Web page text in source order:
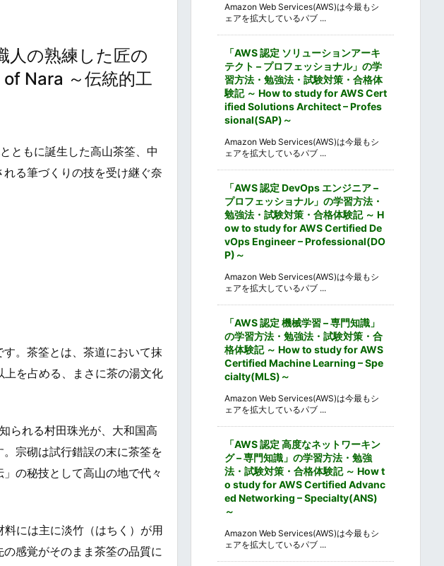
人の熟練した匠の
Nara ～伝統的工
ともに誕生した高山茶筌、中
る筆づくりの技を受け継ぐ奈
。茶筌とは、茶道において抹
を占める、まさに茶の湯文化
られる村田珠光が、大和国高
宗砌は試行錯誤の末に茶筌を
の秘技として高山の地で代々
には主に淡竹（はちく）が用
感覚がそのまま茶筌の品質に
Amazon Web Services(AWS)は今最もシ
ェアを拡大しているパブ ...
「AWS 認定 ソリューションアーキ
テクト – プロフェッショナル」の学
習方法・勉強法・試験対策・合格体
験記 ～ How to study for AWS Cert
ified Solutions Architect – Profes
sional(SAP)～
Amazon Web Services(AWS)は今最もシ
ェアを拡大しているパブ ...
「AWS 認定 DevOps エンジニア –
プロフェッショナル」の学習方法・
勉強法・試験対策・合格体験記 ～ H
ow to study for AWS Certified De
vOps Engineer – Professional(DO
P)～
Amazon Web Services(AWS)は今最もシ
ェアを拡大しているパブ ...
「AWS 認定 機械学習 – 専門知識」
の学習方法・勉強法・試験対策・合
格体験記 ～ How to study for AWS
Certified Machine Learning – Spe
cialty(MLS)～
Amazon Web Services(AWS)は今最もシ
ェアを拡大しているパブ ...
「AWS 認定 高度なネットワーキン
グ – 専門知識」の学習方法・勉強
法・試験対策・合格体験記 ～ How t
o study for AWS Certified Advanc
ed Networking – Specialty(ANS)
～
Amazon Web Services(AWS)は今最もシ
ェアを拡大しているパブ ...